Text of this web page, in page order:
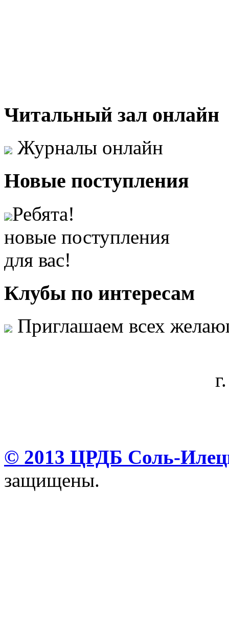
Читальный зал онлайн
Журналы онлайн
Новые поступления
Ребята!
новые поступления
для вас!
Клубы по интересам
Приглашаем всех
© 2013 ЦРДБ Соль-
защищены.